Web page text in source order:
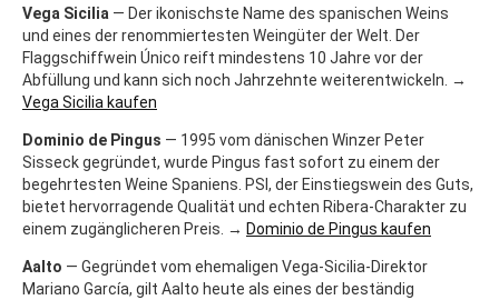
Vega Sicilia — Der ikonischste Name des spanischen Weins
und eines der renommiertesten Weingüter der Welt. Der
Flaggschiffwein Único reift mindestens 10 Jahre vor der
Abfüllung und kann sich noch Jahrzehnte weiterentwickeln. →
Vega Sicilia kaufen
Dominio de Pingus — 1995 vom dänischen Winzer Peter
Sisseck gegründet, wurde Pingus fast sofort zu einem der
begehrtesten Weine Spaniens. PSI, der Einstiegswein des Guts,
bietet hervorragende Qualität und echten Ribera-Charakter zu
einem zugänglicheren Preis. → Dominio de Pingus kaufen
Aalto — Gegründet vom ehemaligen Vega-Sicilia-Direktor
Mariano García, gilt Aalto heute als eines der beständig